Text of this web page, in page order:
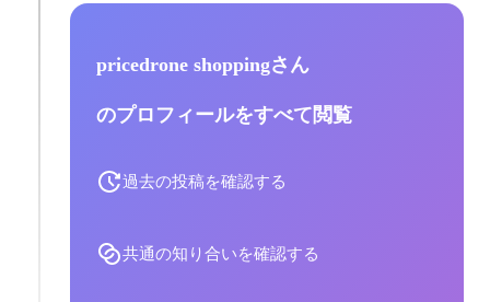
pricedrone shoppingさん
のプロフィールをすべて閲覧
過去の投稿を確認する
共通の知り合いを確認する